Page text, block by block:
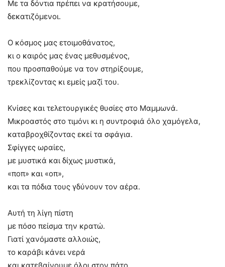
Με τα δόντια πρέπει να κρατήσουμε,
δεκατιζόμενοι.
Ο κόσμος μας ετοιμοθάνατος,
κι ο καιρός μας ένας μεθυσμένος,
που προσπαθούμε να τον στηρίξουμε,
τρεκλίζοντας κι εμείς μαζί του.
Κνίσες και τελετουργικές θυσίες στο Μαμμωνά.
Μικροαστός στο τιμόνι κι η συντροφιά όλο χαμόγελα,
καταβροχθίζοντας εκεί τα σφάγια.
Σφίγγες ωραίες,
με μυστικά και δίχως μυστικά,
«ποπ» και «οπ»,
και τα πόδια τους γδύνουν τον αέρα.
Αυτή τη λίγη πίστη
με πόσο πείσμα την κρατώ.
Γιατί χανόμαστε αλλοιώς,
το καράβι κάνει νερά